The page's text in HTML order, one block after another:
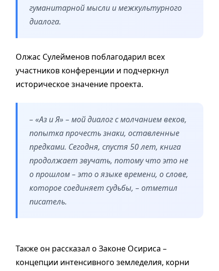
гуманитарной мысли и межкультурного
диалога.
Олжас Сулейменов поблагодарил всех
участников конференции и подчеркнул
историческое значение проекта.
– «Аз и Я» – мой диалог с молчанием веков,
попытка прочесть знаки, оставленные
предками. Сегодня, спустя 50 лет, книга
продолжает звучать, потому что это не
о прошлом – это о языке времени, о слове,
которое соединяет судьбы, – отметил
писатель.
Также он рассказал о Законе Осириса –
концепции интенсивного земледелия, корни